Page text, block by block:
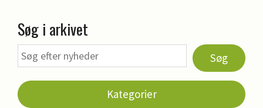
Søg i arkivet
Søg
Kategorier